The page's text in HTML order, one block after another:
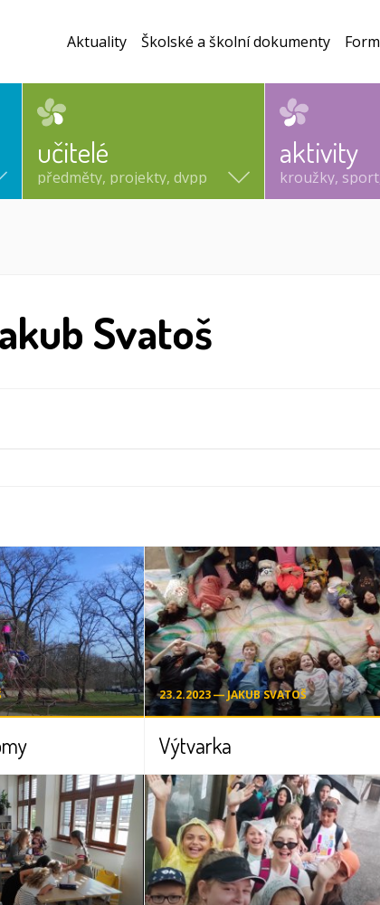
učitelé
předměty, projekty, dvpp
aktivity
kroužky,
Aktuality Školské a školní dokumenty
Svatoš
23.2.2023 ― JAKUB SVATOŠ
Výtvarka